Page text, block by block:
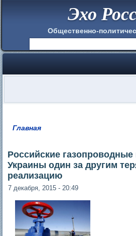
Эхо
Общественно-
Главная
Российские
Украины один за другим
реализацию
7 декабря, 2015 - 20:49